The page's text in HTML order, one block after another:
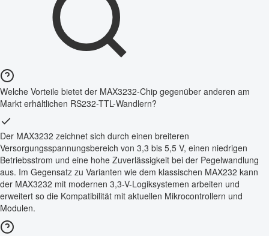
Welche Vorteile bietet der MAX3232-Chip gegenüber anderen am
Markt erhältlichen RS232-TTL-Wandlern?
Der MAX3232 zeichnet sich durch einen breiteren
Versorgungsspannungsbereich von 3,3 bis 5,5 V, einen niedrigen
Betriebsstrom und eine hohe Zuverlässigkeit bei der Pegelwandlung
aus. Im Gegensatz zu Varianten wie dem klassischen MAX232 kann
der MAX3232 mit modernen 3,3-V-Logiksystemen arbeiten und
erweitert so die Kompatibilität mit aktuellen Mikrocontrollern und
Modulen.